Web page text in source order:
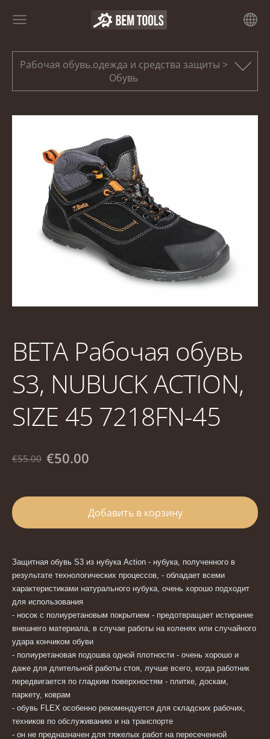
Рабочая обувь.одежда и средства защиты >
Обувь
BETA Рабочая обувь
S3, NUBUCK ACTION,
SIZE 45 7218FN-45
€55.00 €50.00
Добавить в корзину
Защитная обувь S3 из нубука Action - нубука, полученного в
результате технологических процессов, - обладает всеми
характеристиками натурального нубука, очень хорошо подходит
для использования
- носок с полиуретановым покрытием - предотвращает истирание
внешнего материала, в случае работы на коленях или случайного
удара кончиком обуви
- полиуретановая подошва одной плотности - очень хорошо и
даже для длительной работы стоя, лучше всего, когда работник
передвигается по гладким поверхностям - плитке, доскам,
паркету, коврам
- обувь FLEX особенно рекомендуется для складских рабочих,
техников по обслуживанию и на транспорте
- он не предназначен для тяжелых работ на пересеченной